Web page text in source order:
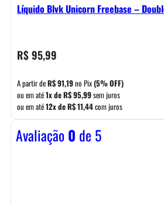
Líquido Blvk Unicorn Freebase –
R$95,99
A partir deR$91,19no Pix(5% OFF)
ou em até1x deR$95,99sem juros
ou em até12x deR$11,44com juros
Avaliação0 de 5